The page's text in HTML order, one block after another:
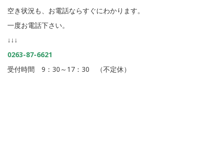
空き状況も、お電話ならすぐにわかります。
一度お電話下さい。
↓↓↓
0263-87-6621
受付時間 9：30～17：30 （不定休）